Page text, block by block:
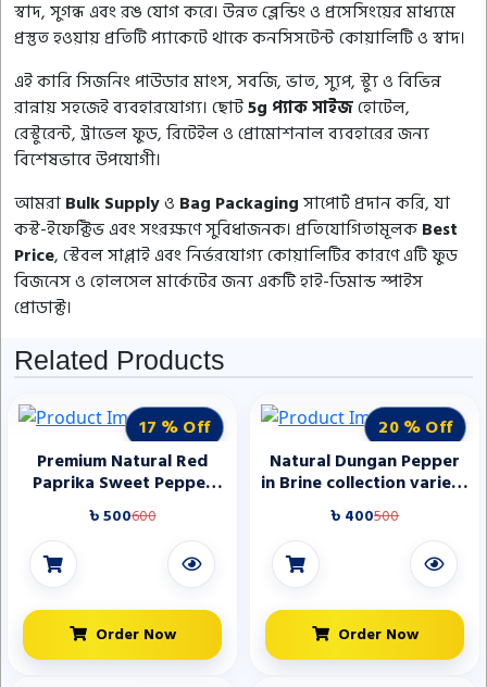
স্বাদ, সুগন্ধ এবং রঙ যোগ করে। উন্নত ব্লেন্ডিং ও প্রসেসিংয়ের মাধ্যমে
প্রস্তুত হওয়ায় প্রতিটি প্যাকেটে থাকে কনসিসটেন্ট কোয়ালিটি ও স্বাদ।
এই কারি সিজনিং পাউডার মাংস, সবজি, ভাত, স্যুপ, স্ট্যু ও বিভিন্ন
রান্নায় সহজেই ব্যবহারযোগ্য। ছোট5g প্যাক সাইজহোটেল,
রেস্টুরেন্ট, ট্রাভেল ফুড, রিটেইল ও প্রোমোশনাল ব্যবহারের জন্য
বিশেষভাবে উপযোগী।
আমরাBulk Supplyও Bag Packagingসাপোর্ট প্রদান করি, যা
কস্ট-ইফেক্টিভ এবং সংরক্ষণে সুবিধাজনক। প্রতিযোগিতামূলকBest
Price, স্টেবল সাপ্লাই এবং নির্ভরযোগ্য কোয়ালিটির কারণে এটি ফুড
বিজনেস ও হোলসেল মার্কেটের জন্য একটি হাই-ডিমান্ড স্পাইস
প্রোডাক্ট।
Related Products
17 % Off
Premium Natural Red
Paprika Sweet Pepper
Powder for Seasoning
Meat and Cooking Dishes
Direct Manufacturer
৳ 500600
Order Now
20 % Off
Natural Dungan Pepper
in Brine collection variety
very sweet taste without
sourness wholesale
৳ 400500
Order Now